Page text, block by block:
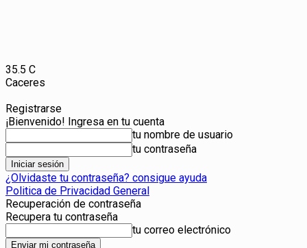
35.5 C
Caceres
Registrarse
¡Bienvenido! Ingresa en tu cuenta
tu nombre de usuario
tu contraseña
¿Olvidaste tu contraseña? consigue ayuda
Politica de Privacidad General
Recuperación de contraseña
Recupera tu contraseña
tu correo electrónico